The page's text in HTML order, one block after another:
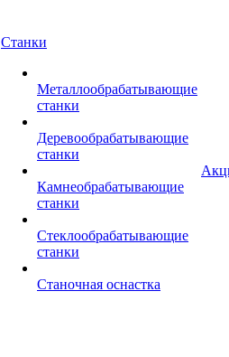
Станки
Металлообрабатывающие
станки
Деревообрабатывающие
станки
Камнеобрабатывающие
станки
Стеклообрабатывающие
станки
Станочная оснастка